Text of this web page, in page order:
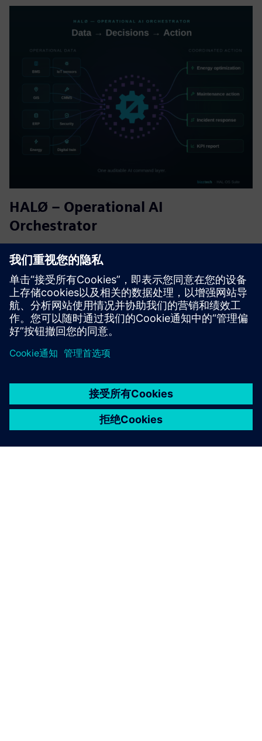
HALØ – Operational AI
Orchestrator
将运营数据转化为协调行动。HALØ 将实时数据、工作流
程、批准和企业系统连接到一个可审计的人工智能命令层
中。
了解更多信息